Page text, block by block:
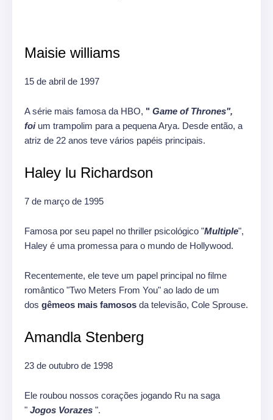
Maisie williams
15 de abril de 1997
A série mais famosa da HBO, " Game of Thrones",
foium trampolim para a pequena Arya. Desde então, a
atriz de 22 anos teve vários papéis principais.
Haley lu Richardson
7 de março de 1995
Famosa por seu papel no thriller psicológico "Multiple",
Haley é uma promessa para o mundo de Hollywood.
Recentemente, ele teve um papel principal no filme
romântico "Two Meters From You" ao lado de um
dos gêmeos mais famosos da televisão, Cole Sprouse.
Amandla Stenberg
23 de outubro de 1998
Ele roubou nossos corações jogando Ru na saga
" Jogos Vorazes ".